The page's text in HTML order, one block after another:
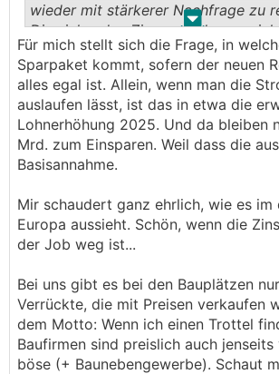
. .
wieder mit stärkerer Nachfrage zu
Die sinkenden Zinsen sind zwar
Grund, wenn auch eher
signifikant, aber vermutlich nicht
ausschlaggebend.
Die Preise werden auch nicht
Aber die hohen Lohnabschlüsse
voll durch, somit wird der DSTI für
wieder auf ein leistbares Niveau
Für mich stellt sich die Frage, in
Sparpaket kommt, sofern der neuen
alles egal ist. Allein, wenn man die
auslaufen lässt, ist das in etwa die
Lohnerhöhung 2025. Und da bleiben
Mrd. zum Einsparen. Weil dass die
Basisannahme.
Mir schaudert ganz ehrlich, wie es im
Europa aussieht. Schön, wenn die
der Job weg ist...
Bei uns gibt es bei den Bauplätzen
Verrückte, die mit Preisen verkaufen
dem Motto: Wenn ich einen Trottel
Baufirmen sind preislich auch
böse (+ Baunebengewerbe). Schaut